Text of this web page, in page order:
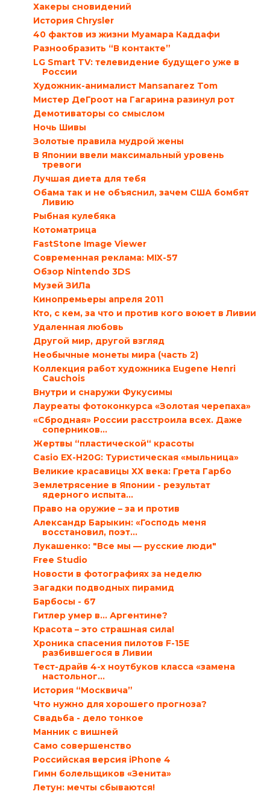
Хакеры сновидений
История Chrysler
40 фактов из жизни Муамара Каддафи
Разнообразить “В контакте”
LG Smart TV: телевидение будущего уже в
России
Художник-анималист Mansanarez Tom
Мистер ДеГроот на Гагарина разинул рот
Демотиваторы со смыслом
Ночь Шивы
Золотые правила мудрой жены
В Японии ввели максимальный уровень
тревоги
Лучшая диета для тебя
Обама так и не объяснил, зачем США бомбят
Ливию
Рыбная кулебяка
Котоматрица
FastStone Image Viewer
Современная реклама: MIX-57
Обзор Nintendo 3DS
Музей ЗИЛа
Кинопремьеры апреля 2011
Кто, с кем, за что и против кого воюет в Ливии
Удаленная любовь
Другой мир, другой взгляд
Необычные монеты мира (часть 2)
Коллекция работ художника Eugene Henri
Cauchois
Внутри и снаружи Фукусимы
Лауреаты фотоконкурса «Золотая черепаха»
«Сбродная» России расстроила всех. Даже
соперников…
Жертвы “пластической“ красоты
Casio EX-H20G: Туристическая «мыльница»
Великие красавицы ХХ века: Грета Гарбо
Землетрясение в Японии - результат
ядерного испыта...
Право на оружие – за и против
Александр Барыкин: «Господь меня
восстановил, поэт...
Лукашенко: "Все мы — русские люди"
Free Studio
Новости в фотографиях за неделю
Загадки подводных пирамид
Барбосы - 67
Гитлер умер в… Аргентине?
Красота – это страшная сила!
Хроника спасения пилотов F-15E
разбившегося в Ливии
Тест-драйв 4-х ноутбуков класса «замена
настольног...
История “Москвича”
Что нужно для хорошего прогноза?
Свадьба - дело тонкое
Манник с вишней
Само совершенство
Российская версия iPhone 4
Гимн болельщиков «Зенита»
Летун: мечты сбываются!